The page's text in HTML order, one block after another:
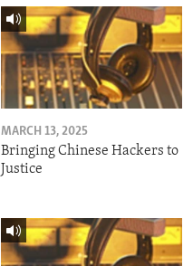
MARCH 13, 2025
Bringing Chinese Hackers to
Justice